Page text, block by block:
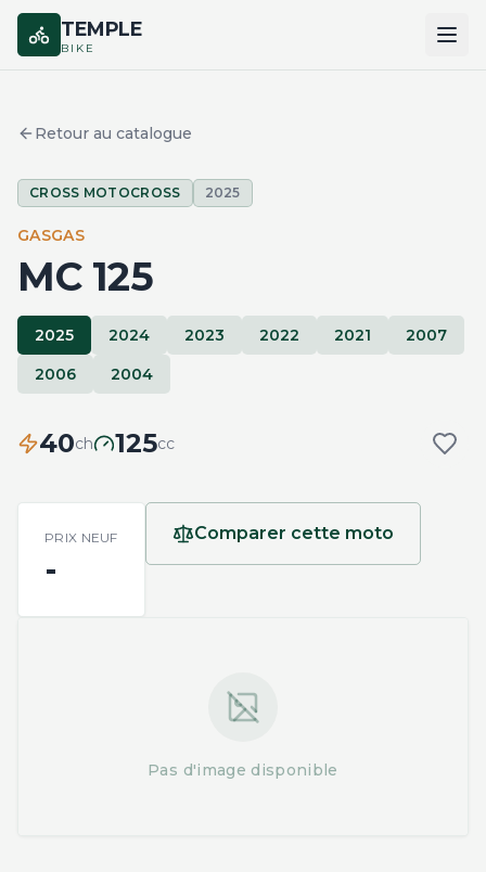
TEMPLE
BIKE
MARQUES
COMPARER
Retour au catalogue
CROSS MOTOCROSS 2025
GASGAS
MC 125
2025 2024 2023 2022 2021
2007
2006
2004
40ch 125cc
PRIX NEUF
-
Comparer cette moto
Pas d'image disponible